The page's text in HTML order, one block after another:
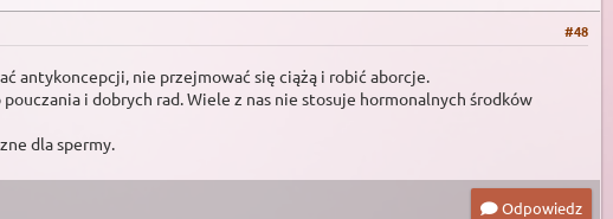
#48
antykoncepcji, nie przejmować się ciążą i robić aborcje.
i dobrych rad. Wiele z nas nie stosuje hormonalnych środków
dla spermy.
Odpowiedz